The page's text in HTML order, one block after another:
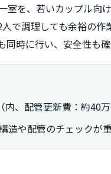
室を、若いカップル向
で調理しても余裕の作
時に行い、安全性も
、配管更新費：約40万
造や配管のチェックが